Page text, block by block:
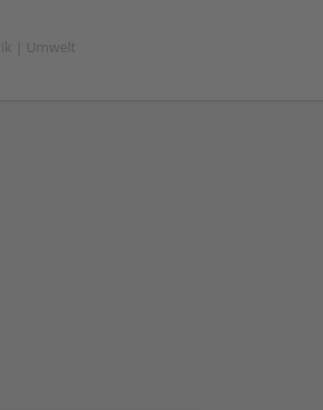
| Umwelt